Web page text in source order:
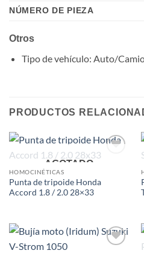
NÚMERO DE PIEZA
Otros
Tipo de vehículo: Auto/
PRODUCTOS
AGOTADO
HOMOCINÉTICAS
Punta de tripoide Honda
Accord 1.8 / 2.0 28×33